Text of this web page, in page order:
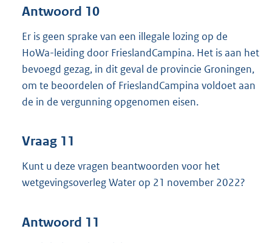
Antwoord 10
Er is geen sprake van een illegale lozing op de
HoWa-leiding door FrieslandCampina. Het is aan het
bevoegd gezag, in dit geval de provincie Groningen,
om te beoordelen of FrieslandCampina voldoet aan
de in de vergunning opgenomen eisen.
Vraag 11
Kunt u deze vragen beantwoorden voor het
wetgevingsoverleg Water op 21 november 2022?
Antwoord 11